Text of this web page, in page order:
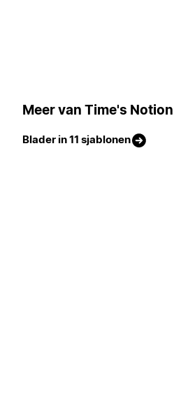
Meer van Time's Notion
Blader in 11 sjablonen